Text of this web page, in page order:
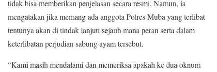
tidak bisa memberikan penjelasan secara resmi. Namun, ia
mengatakan jika memang ada anggota Polres Muba yang terlibat
tentunya akan di tindak lanjuti sejauh mana peran serta dalam
keterlibatan perjudian sabung ayam tersebut.
“Kami masih mendalami dan memeriksa apakah ke dua oknum